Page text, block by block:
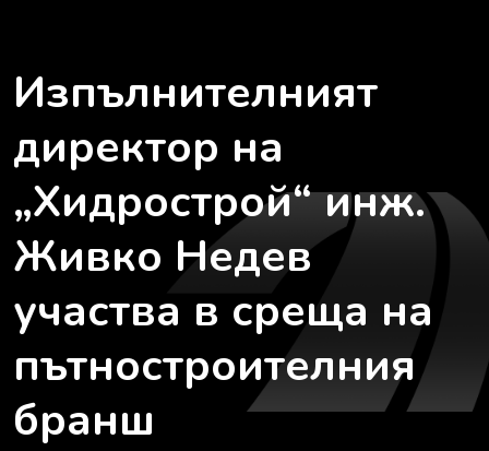
Изпълнителният
директор на
„Хидрострой“ инж.
Живко Недев
участва в среща на
пътностроителния
бранш